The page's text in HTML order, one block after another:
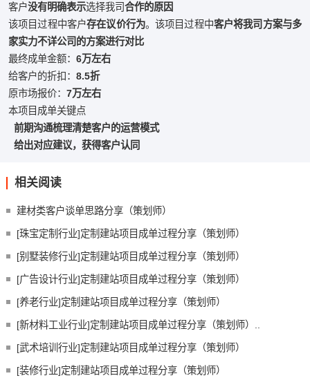
客户没有明确表示选择我司 合作的原因
该项目过程中客户存在议价行为。该项目过程中客户将我司方案与多
家实力不详公司的方案进行对比
最终成单金额： 6万左右
给客户的折扣： 8.5折
原市场报价： 7万左右
本项目成单关键点
前期沟通梳理清楚客户的运营模式
给出对应建议，获得客户认同
相关阅读
建材类客户谈单思路分享（策划师）
[珠宝定制行业]定制建站项目成单过程分享（策划师）
[别墅装修行业]定制建站项目成单过程分享（策划师）
[广告设计行业]定制建站项目成单过程分享（策划师）
[养老行业]定制建站项目成单过程分享（策划师）
[新材料工业行业]定制建站项目成单过程分享（策划师）..
[武术培训行业]定制建站项目成单过程分享（策划师）
[装修行业]定制建站项目成单过程分享（策划师）